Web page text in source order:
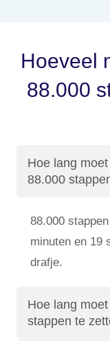
Hoeveel
88.000
Hoe lang
88.000
88.000
minuten en 19
drafje.
Hoe lang
stappen te